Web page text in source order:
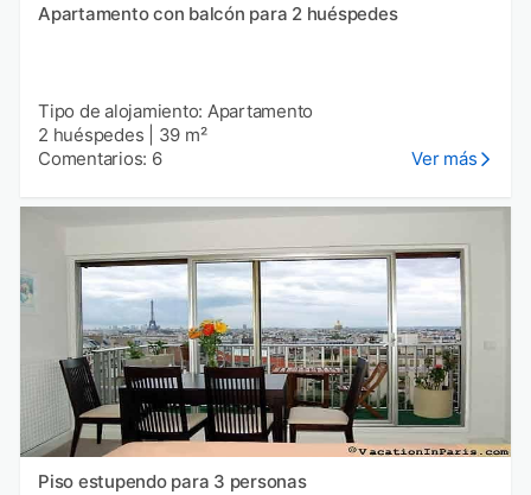
Apartamento con balcón para 2 huéspedes
Tipo de alojamiento: Apartamento
2 huéspedes
39 m²
Comentarios: 6
Ver más
Piso estupendo para 3 personas